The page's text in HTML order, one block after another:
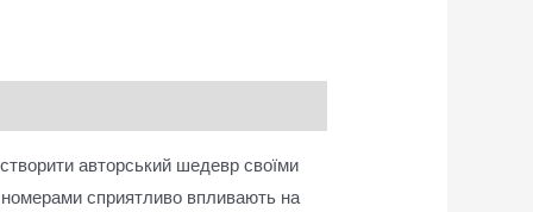
авторський шедевр своїми
сприятливо впливають на